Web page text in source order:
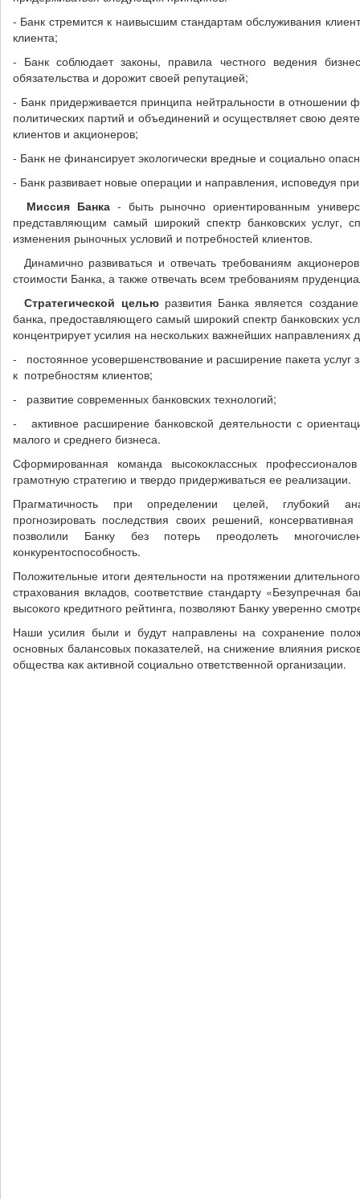
- Банк стремится к наивысшим стандартам обслуживания
клиента;
- Банк соблюдает законы, правила честного ведения
обязательства и дорожит своей репутацией;
- Банк придерживается принципа нейтральности в отношении
политических партий и объединений и осуществляет свою
клиентов и акционеров;
- Банк не финансирует экологически вредные и социально
- Банк развивает новые операции и направления, исповедуя
Миссия Банка - быть рыночно ориентированным
представляющим самый широкий спектр банковских услуг,
изменения рыночных условий и потребностей клиентов.
Динамично развиваться и отвечать требованиям
стоимости Банка, а также отвечать всем требованиям
Стратегической цельюразвития Банка является
банка, предоставляющего самый широкий спектр банковских
концентрирует усилия на нескольких важнейших направлениях
- постоянное усовершенствование и расширение пакета услуг
к потребностям клиентов;
- развитие современных банковских технологий;
- активное расширение банковской деятельности с
малого и среднего бизнеса.
Сформированная команда высококлассных
грамотную стратегию и твердо придерживаться ее реализации.
Прагматичность при определении целей, глубокий
прогнозировать последствия своих решений,
позволили Банку без потерь преодолеть
конкурентоспособность.
Положительные итоги деятельности на протяжении
страхования вкладов, соответствие стандарту «Безупречная
высокого кредитного рейтинга, позволяют Банку уверенно
Наши усилия были и будут направлены на сохранение
основных балансовых показателей, на снижение влияния
общества как активной социально ответственной организации.